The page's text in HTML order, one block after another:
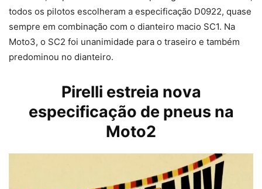
todos os pilotos escolheram a especificação D0922, quase
sempre em combinação com o dianteiro macio SC1. Na
Moto3, o SC2 foi unanimidade para o traseiro e também
predominou no dianteiro.
Pirelli estreia nova
especificação de pneus na
Moto2